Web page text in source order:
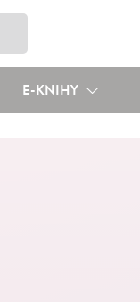
E-KNIHY